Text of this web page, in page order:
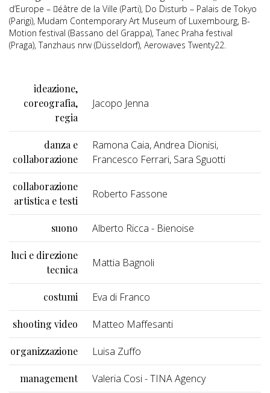
d’Europe – éâtre de la Ville (Parti), Do Disturb – Palais de Tokyo
(Parigi), Mudam Contemporary Art Museum of Luxembourg, B-
Motion festival (Bassano del Grappa), Tanec Praha festival
(Praga), Tanzhaus nrw (Düsseldorf), Aerowaves Twenty22.
ideazione,
coreografia,
regia
Jacopo Jenna
danza e
collaborazione
Ramona Caia, Andrea Dionisi,
Francesco Ferrari, Sara Sguotti
collaborazione
artistica e testi
Roberto Fassone
suono Alberto Ricca - Bienoise
luci e direzione
tecnica
Mattia Bagnoli
costumi Eva di Franco
shooting video Matteo Maffesanti
organizzazione Luisa Zuffo
management Valeria Cosi - TINA Agency